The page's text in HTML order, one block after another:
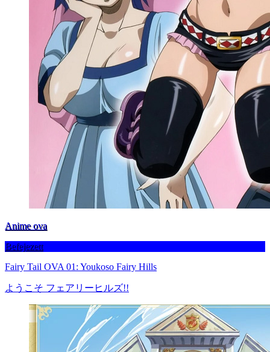
Anime ova
Befejezett
Fairy Tail OVA 01: Youkoso Fairy Hills
ようこそ フェアリーヒルズ!!